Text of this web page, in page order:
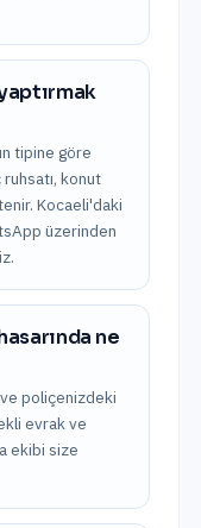
tipine göre
konut
Kocaeli'daki
üzerinden
ne
ve poliçenizdeki
evrak ve
ekibi size